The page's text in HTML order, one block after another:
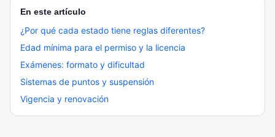
En este artículo
¿Por qué cada estado tiene reglas diferentes?
Edad mínima para el permiso y la licencia
Exámenes: formato y dificultad
Sistemas de puntos y suspensión
Vigencia y renovación